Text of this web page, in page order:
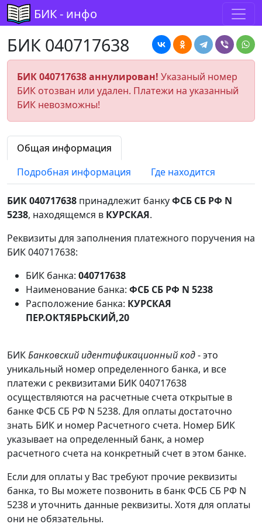
БИК - инфо
БИК 040717638
БИК 040717638 аннулирован! Указаный номер
БИК отозван или удален. Платежи на указанный
БИК невозможны!
Общая информация
Подробная информация
Где находится
БИК 040717638 принадлежит банкуФСБ СБ РФ N
5238, находящемся в КУРСКАЯ.
Реквизиты для заполнения платежного поручения на
БИК 040717638:
БИК банка: 040717638
Наименование банка: ФСБ СБ РФ N 5238
Расположение банка: КУРСКАЯ
ПЕР.ОКТЯБРЬСКИЙ,20
БИКБанковский идентификационный код- это
уникальный номер определенного банка, и все
платежи с реквизитами БИК 040717638
осуществляются на расчетные счета открытые в
банке ФСБ СБ РФ N 5238. Для оплаты достаточно
знать БИК и номер Расчетного счета. Номер БИК
указывает на определенный банк, а номер
расчетного счета на конкретный счет в этом банке.
Если для оплаты у Вас требуют прочие реквизиты
банка, то Вы можете позвонить в банк ФСБ СБ РФ N
5238 и уточнить данные реквизиты. Хотя для оплаты
они не обязательны.